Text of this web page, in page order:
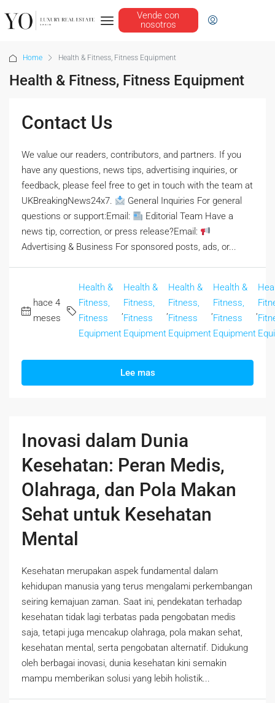
Vende con
nosotros
Home Health & Fitness, Fitness Equipment
Health & Fitness, Fitness Equipment
Contact Us
We value our readers, contributors, and partners. If you
have any questions, news tips, advertising inquiries, or
feedback, please feel free to get in touch with the team at
UKBreakingNews24x7.
General Inquiries For general
questions or support:Email:
Editorial Team Have a
news tip, correction, or press release?Email:
Advertising & Business For sponsored posts, ads, or...
hace 4
meses
Health &
Fitness,
Fitness
Equipment
Health &
Fitness,
Fitness
Equipment
Health &
Fitness,
Fitness
Equipment
Health &
Fitness,
Fitness
Equipment
Lee mas
Inovasi dalam Dunia
Kesehatan: Peran Medis,
Olahraga, dan Pola Makan
Sehat untuk Kesehatan
Mental
Kesehatan merupakan aspek fundamental dalam
kehidupan manusia yang terus mengalami perkembangan
seiring kemajuan zaman. Saat ini, pendekatan terhadap
kesehatan tidak lagi terbatas pada pengobatan medis
saja, tetapi juga mencakup olahraga, pola makan sehat,
kesehatan mental, serta pengobatan alternatif. Didukung
oleh berbagai inovasi, dunia kesehatan kini semakin
mampu memberikan solusi yang lebih holistik...